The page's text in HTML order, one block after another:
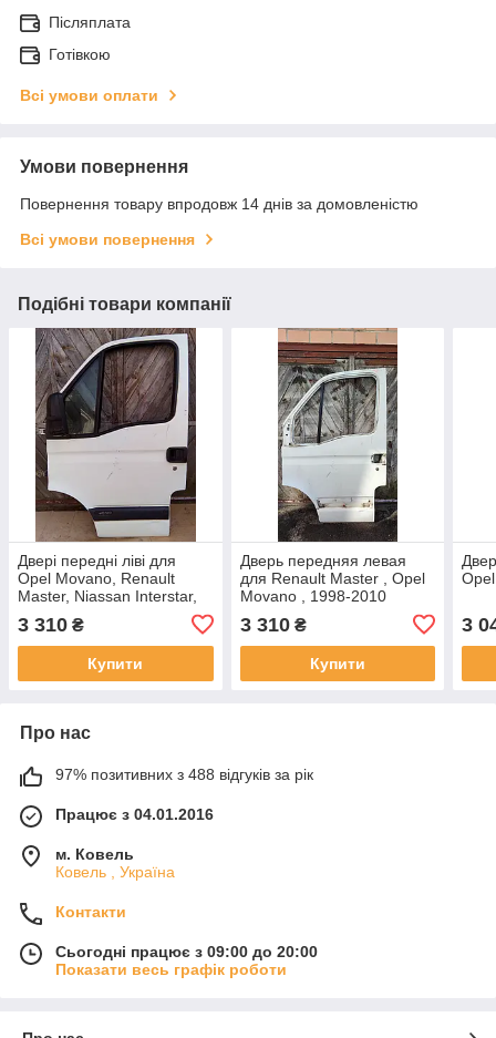
Післяплата
Готівкою
Всі умови оплати
Умови повернення
Повернення товару впродовж 14 днів за домовленістю
Всі умови повернення
Подібні товари компанії
Двері передні ліві для
Opel Movano, Renault
Master, Niassan Interstar,
3 310 ₴
Купити
Дверь передняя левая
для Renault Master , Opel
Movano , 1998-2010
3 310₴
Купити
3
Про нас
97% позитивних з 488 відгуків за рік
Працює з 04.01.2016
м. Ковель
Ковель , Україна
Контакти
Сьогодні працює з 09:00 до 20:00
Показати весь графік роботи